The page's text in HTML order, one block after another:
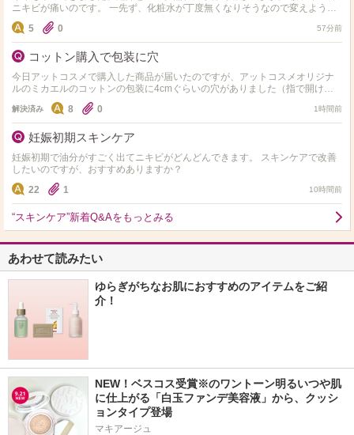
ニキビが痛いのです。 一先ず、化粧水が丁度無くなりそうなので変えようと
思うんですが、純粋に水分入れるのに重点を置くか、ビタ…
5 0 57分前
コットン購入で包装に穴
今日アットコスメで購入した商品が届いたのですが、アットコスメオリジナ
ルのミカエルのコットンの包装に4cmぐらいの穴がありました（指で開けた
感じでした）他にも購入していて梱包の箱サイズぎりぎりで入っ…
解決済み 8 0 1時間前
妊娠初期スキンケア
妊娠初期で油分がすごく出てニキビがどんどんできます。 スキンケアで改善
したいのですが、おすすめありますか？
22
1 10時間前
“スキンケア”新着Q&Aをもっとみる
あわせて読みたい
ゆらぎがちなお肌におすすめのアイテムをご紹
介！
NEW！ベスコス受賞※のワントーン明るいつや肌
に仕上がる「白玉ファンデ美容液」から、クッシ
ョンタイプ登場
マキアージュ